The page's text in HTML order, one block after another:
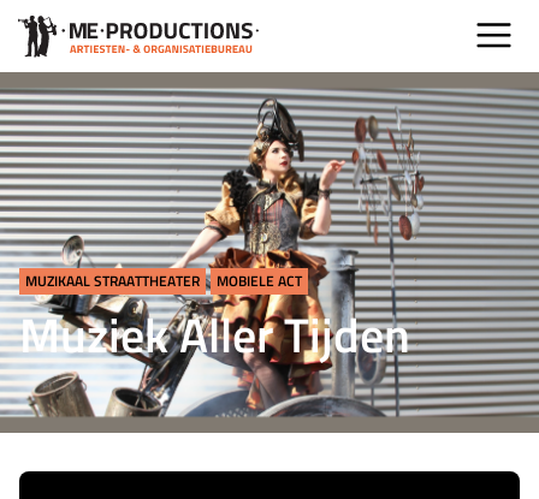
MUZIKAAL STRAATTHEATER MOBIELE ACT
Muziek Aller Tijden